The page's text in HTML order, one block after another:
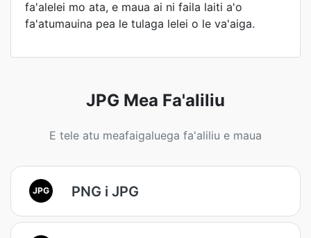
fa'alelei mo ata, e maua ai ni faila laiti a'o
fa'atumauina pea le tulaga lelei o le va'aiga.
JPG Mea Fa'aliliu
E tele atu meafaigaluega fa'aliliu e maua
JPG PNG i JPG